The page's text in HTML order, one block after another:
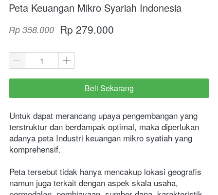
Peta Keuangan Mikro Syariah Indonesia
Rp 358.000 Rp 279.000
`Beli Sekarang
Untuk dapat merancang upaya pengembangan yang
terstruktur dan berdampak optimal, maka diperlukan
adanya peta Industri keuangan mikro syatiah yang
komprehensif.
Peta tersebut tidak hanya mencakup lokasi geografis
namun juga terkait dengan aspek skala usaha,